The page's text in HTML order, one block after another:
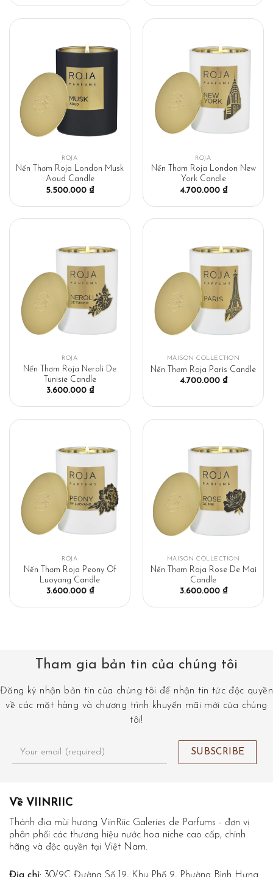
ROJA
Nến Thơm Roja London Musk
Aoud Candle
5.500.000 ₫
ROJA
Nến Thơm Roja London New
York Candle
4.700.000 ₫
ROJA
Nến Thơm Roja Neroli De
Tunisie Candle
3.600.000 ₫
MAISON COLLECTION
Nến Thơm Roja Paris Candle
4.700.000 ₫
ROJA
Nến Thơm Roja Peony Of
Luoyang Candle
3.600.000 ₫
MAISON COLLECTION
Nến Thơm Roja Rose De Mai
Candle
3.600.000 ₫
Tham gia bản tin của chúng tôi
Đăng ký nhận bản tin của chúng tôi để nhận tin tức độc quyền
về các mặt hàng và chương trình khuyến mãi mới của chúng
tôi!
Về VIINRIIC
Thánh địa mùi hương ViinRiic Galeries de Parfums - đơn vị
phân phối các thương hiệu nước hoa niche cao cấp, chính
hãng và độc quyền tại Việt Nam.